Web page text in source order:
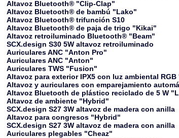
Altavoz Bluetooth® "Clip-Clap"
Altavoz Bluetooth® de bambú "Lako"
Altavoz Bluetooth® trifunción S10
Altavoz Bluetooth® de paja de trigo "Kikai"
Altavoz retroiluminado Bluetooth® "Beam"
SCX.design S30 5W altavoz retroiluminado
Auriculares ANC "Anton Pro"
Auriculares ANC "Anton"
Auriculares TWS "Fusion"
Altavoz para exterior IPX5 con luz ambiental
Altavoz y auriculares con emparejamiento
Altavoz Bluetooth de plástico reciclado de 5 W
Altavoz de ambiente "Hybrid"
SCX.design S27 3W altavoz de madera con anilla
Altavoz para congresos "Hybrid"
SCX.design S27 3W altavoz de madera con anilla
Auriculares plegables "Cheaz"